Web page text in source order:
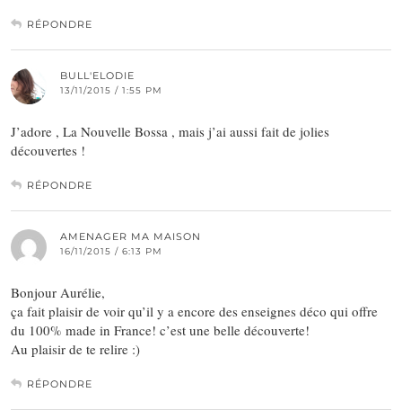
RÉPONDRE
BULL'ELODIE
13/11/2015 / 1:55 PM
J’adore , La Nouvelle Bossa , mais j’ai aussi fait de jolies
découvertes !
RÉPONDRE
AMENAGER MA MAISON
16/11/2015 / 6:13 PM
Bonjour Aurélie,
ça fait plaisir de voir qu’il y a encore des enseignes déco qui offre
du 100% made in France! c’est une belle découverte!
Au plaisir de te relire :)
RÉPONDRE